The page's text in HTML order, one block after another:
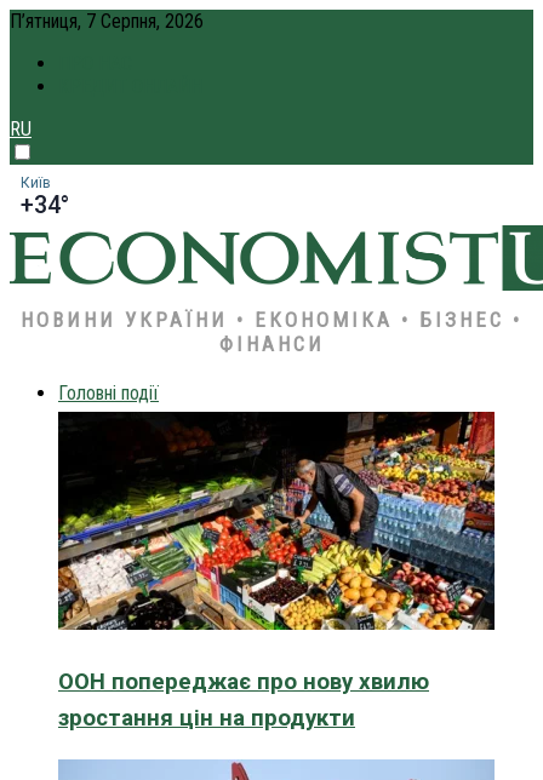
П’ятниця, 7 Серпня, 2026
RU
Київ
+34°
НОВИНИ УКРАЇНИ • ЕКОНОМІКА • БІЗНЕС •
ФІНАНСИ
Головні події
ООН попереджає про нову хвилю
зростання цін на продукти